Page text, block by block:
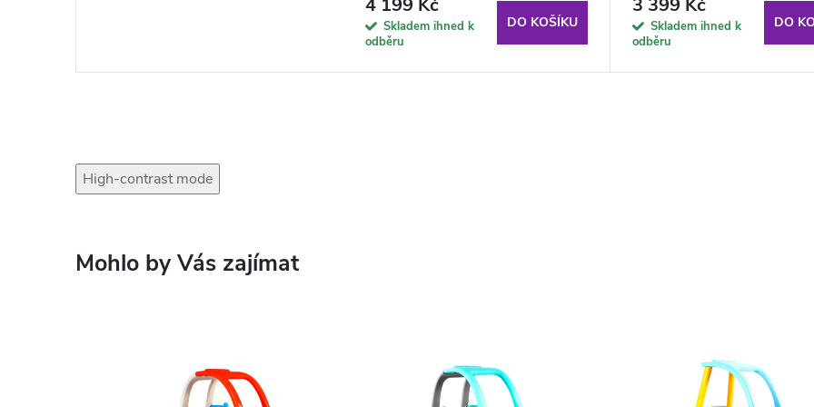
4 199 Kč
Skladem ihned k
odběru
DO KOŠÍKU
3 399 Kč
Skladem ihned k
odběru
DO
High-contrast mode